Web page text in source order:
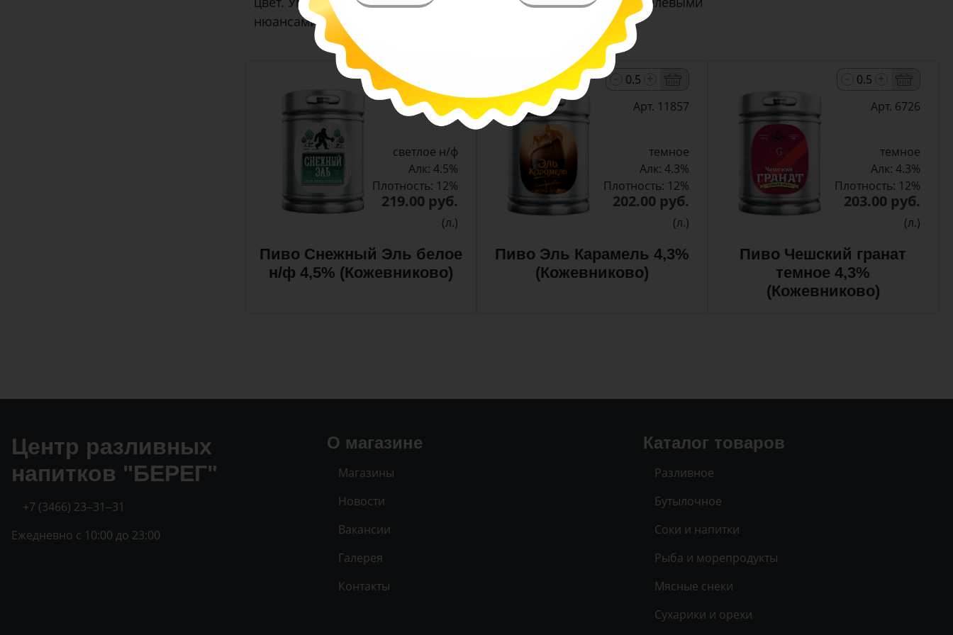
нюансами.
Арт. 11373
светлое н/ф
Алк: 4.5%
Плотность: 12%
219.00 руб.
(л.)
Пиво Снежный Эль белое
н/ф 4,5% (Кожевниково)
Арт. 11857
темное
Алк: 4.3%
Плотность: 12%
202.00 руб.
(л.)
Пиво Эль Карамель 4,3%
(Кожевниково)
Арт. 6726
темное
Алк: 4.3%
Плотность: 12%
203.00 руб.
(л.)
Пиво Чешский гранат
темное 4,3%
(Кожевниково)
О магазине
Магазины
Новости
Вакансии
Галерея
Контакты
Каталог товаров
Разливное
Бутылочное
Соки и напитки
Рыба и морепродукты
Мясные снеки
Сухарики и орехи
Центр разливных
напитков "БЕРЕГ"
+7 (3466) 23‒31‒31
Ежедневно с 10:00 до 23:00